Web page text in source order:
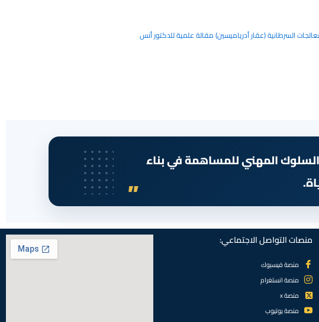
السرطانية (عقار أدرياميسين) مقالة علمية للدكتور أنس
المهني للمساهمة في بناء
منصات التواصل الاجتماعي:
منصة فيسبوك
منصة انستغرام
منصة x
منصة يوتيوب